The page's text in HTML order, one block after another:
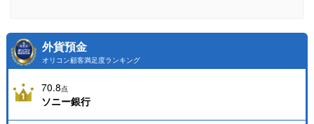
外貨預金
オリコン顧客満足度ランキング
70.8点
ソニー銀行